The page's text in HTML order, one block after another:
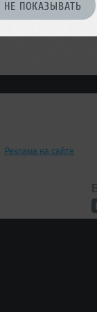
ПОКАЗЫВАТЬ
Реклама на сайте